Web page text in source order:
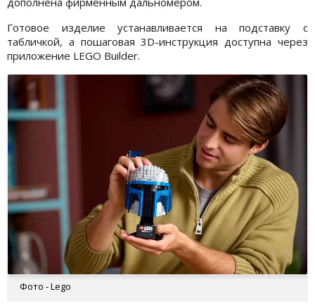
Готовое изделие устанавливается на подставку с
табличкой, а пошаговая 3D-инструкция доступна через
приложение LEGO Builder.
Фото - Lego